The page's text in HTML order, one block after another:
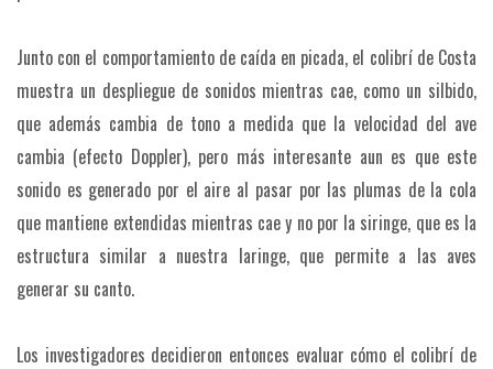
Junto con el comportamiento de caída en picada, el colibrí de Costa
muestra un despliegue de sonidos mientras cae, como un silbido,
que además cambia de tono a medida que la velocidad del ave
cambia (efecto Doppler), pero más interesante aun es que este
sonido es generado por el aire al pasar por las plumas de la cola
que mantiene extendidas mientras cae y no por la siringe, que es la
estructura similar a nuestra laringe, que permite a las aves
generar su canto.
Los investigadores decidieron entonces evaluar cómo el colibrí de